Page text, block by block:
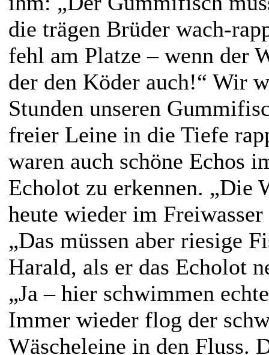
die trägen Brüder wach-
fehl am Platze – wenn der
der den Köder auch!“ Wir
Stunden unseren
freier Leine in die Tiefe
waren auch schöne Echos
Echolot zu erkennen. „Die
heute wieder im
„Das müssen aber riesige
Harald, als er das Echolot
„Ja – hier schwimmen
Immer wieder flog der
Wäscheleine in den Fluss.